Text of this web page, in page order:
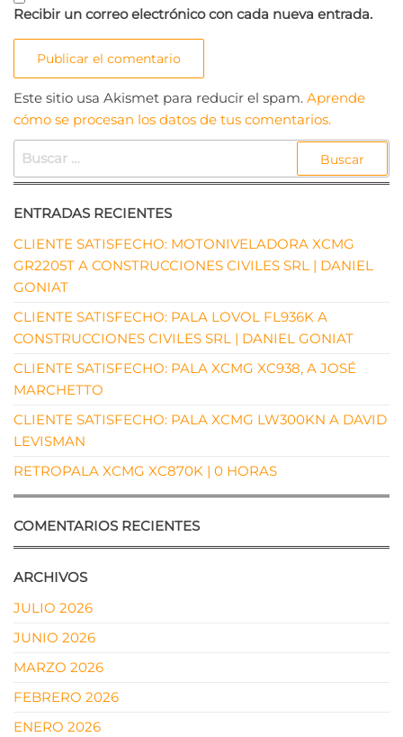
Recibir un correo electrónico con cada nueva entrada.
Este sitio usa Akismet para reducir el spam. Aprende
cómo se procesan los datos de tus comentarios.
BUSCAR:
ENTRADAS RECIENTES
CLIENTE SATISFECHO: MOTONIVELADORA XCMG
GR2205T A CONSTRUCCIONES CIVILES SRL | DANIEL
GONIAT
CLIENTE SATISFECHO: PALA LOVOL FL936K A
CONSTRUCCIONES CIVILES SRL | DANIEL GONIAT
CLIENTE SATISFECHO: PALA XCMG XC938, A JOSÉ
MARCHETTO
CLIENTE SATISFECHO: PALA XCMG LW300KN A DAVID
LEVISMAN
RETROPALA XCMG XC870K | 0 HORAS
COMENTARIOS RECIENTES
ARCHIVOS
JULIO 2026
JUNIO 2026
MARZO 2026
FEBRERO 2026
ENERO 2026